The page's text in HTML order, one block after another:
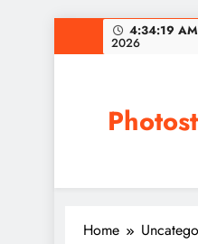
to
4:34:19 AM
2026
Home